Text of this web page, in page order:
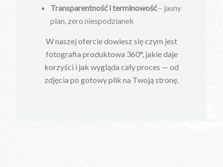
Transparentność i terminowość– jasny
plan, zero niespodzianek
W naszej ofercie dowiesz się czym jest
fotografia produktowa 360°, jakie daje
korzyści i jak wygląda cały proces — od
zdjęcia po gotowy plik na Twoją stronę.